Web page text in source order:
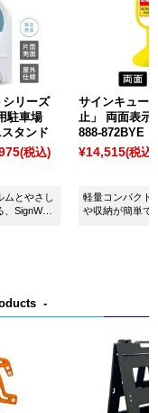
リーズ
駐車場
タンド
(税込)
ムとやさし
SignWeb
サインキュー
止」 両面表示
888-872BYE
¥14,515(税込)
軽量コンパクト
や収納が簡単で